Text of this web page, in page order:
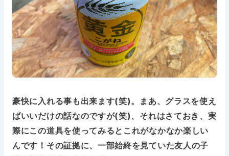
豪快に入れる事も出来ます(笑)。まあ、グラスを使え
ばいいだけの話なのですが(笑)、それはさておき、実
際にこの道具を使ってみるとこれがなかなか楽しい
んです！その証拠に、一部始終を見ていた友人の子